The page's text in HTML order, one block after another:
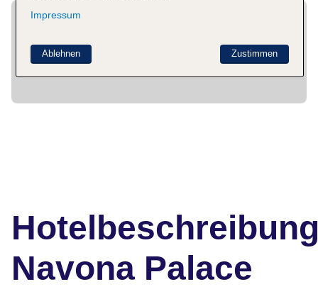
Navona Palace
Impressum
Zustimmen
Ablehnen